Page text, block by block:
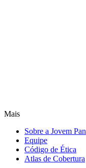
Mais
Sobre a Jovem Pan
Equipe
Código de Ética
Atlas de Cobertura